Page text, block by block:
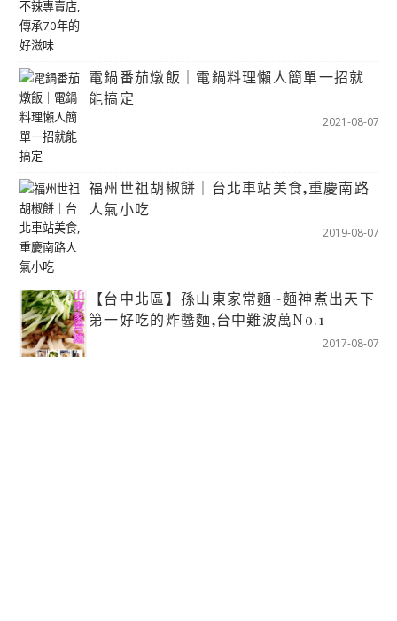
電鍋番茄燉飯｜電鍋料理懶人簡單一招就
能搞定
2021-08-07
福州世祖胡椒餅｜台北車站美食,重慶南路
人氣小吃
2019-08-07
【台中北區】孫山東家常麵~麵神煮出天下
第一好吃的炸醬麵,台中難波萬No.1
2017-08-07